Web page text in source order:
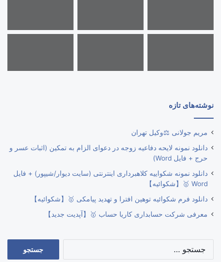
نوشته‌های تازه
مریم جولانی ⚖️وکیل تهران
دانلود نمونه لایحه دفاعیه زوجه در دعوای الزام به تمکین (اثبات عسر و
حرج + فایل Word)
دانلود نمونه شکواییه کلاهبرداری اینترنتی (سایت دیوار/شیپور) + فایل
Word 🥇【شکوائیه】
دانلود فرم شکوائیه توهین افترا و تهدید پیامکی 🥇【شکوائیه】
معرفی شرکت حسابداری کاریا حساب 🥇【آپدیت جدید】